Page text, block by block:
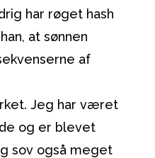
har røget hash
at sønnen
af
Jeg har været
og er blevet
sov også meget